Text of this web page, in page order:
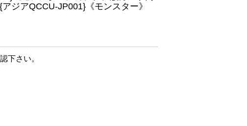
ジアQCCU-JP001}《モンスター》
下さい。